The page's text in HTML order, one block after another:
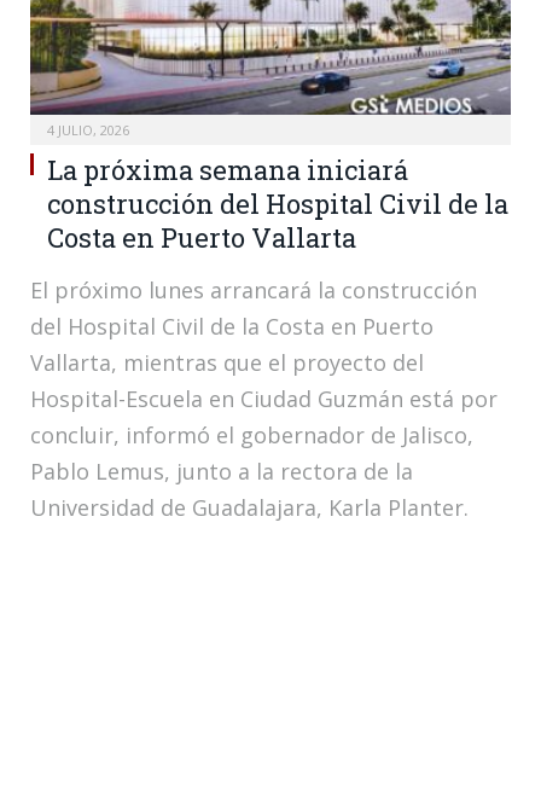
4 JULIO, 2026
La próxima semana iniciará
construcción del Hospital Civil de la
Costa en Puerto Vallarta
El próximo lunes arrancará la construcción
del Hospital Civil de la Costa en Puerto
Vallarta, mientras que el proyecto del
Hospital-Escuela en Ciudad Guzmán está por
concluir, informó el gobernador de Jalisco,
Pablo Lemus, junto a la rectora de la
Universidad de Guadalajara, Karla Planter.